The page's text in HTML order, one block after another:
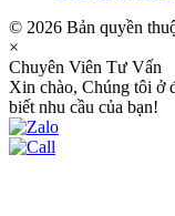
© 2026 Bản quyền
×
Chuyên Viên Tư Vấn
Xin chào, Chúng tôi ở
biết nhu cầu của bạn!